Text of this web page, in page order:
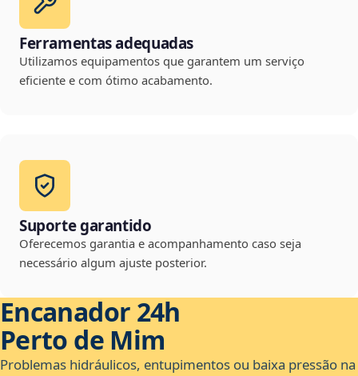
Ferramentas adequadas
Utilizamos equipamentos que garantem um serviço
eficiente e com ótimo acabamento.
Suporte garantido
Oferecemos garantia e acompanhamento caso seja
necessário algum ajuste posterior.
Encanador 24h
Perto de Mim
Problemas hidráulicos, entupimentos ou baixa pressão na